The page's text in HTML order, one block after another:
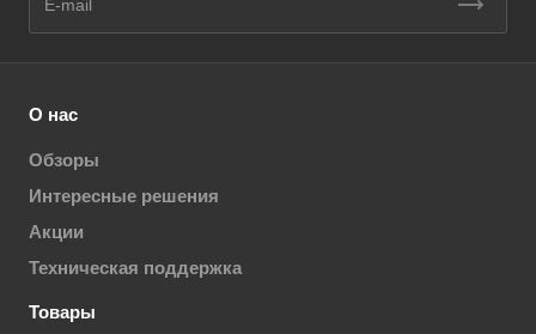
О нас
Обзоры
Интересные решения
Акции
Техническая поддержка
Товары